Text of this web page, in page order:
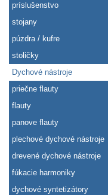
príslušenstvo
stojany
púzdra / kufre
stoličky
Dychové nástroje
priečne flauty
flauty
panove flauty
plechové dychové nástroje
drevené dychové nástroje
fúkacie harmoniky
dychové syntetizátory